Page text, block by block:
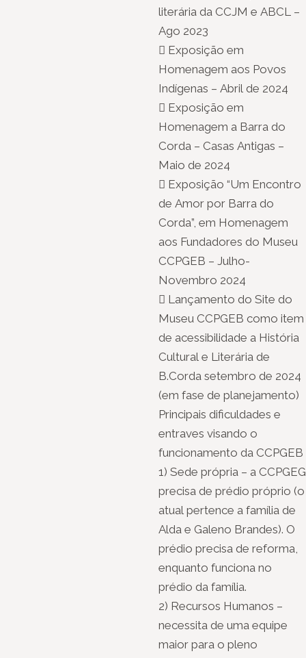
literária da CCJM e ABCL –
Ago 2023
 Exposição em
Homenagem aos Povos
Indígenas – Abril de 2024
 Exposição em
Homenagem a Barra do
Corda – Casas Antigas –
Maio de 2024
 Exposição “Um Encontro
de Amor por Barra do
Corda”, em Homenagem
aos Fundadores do Museu
CCPGEB – Julho-
Novembro 2024
 Lançamento do Site do
Museu CCPGEB como item
de acessibilidade a História
Cultural e Literária de
B.Corda setembro de 2024
(em fase de planejamento)
Principais dificuldades e
entraves visando o
funcionamento da CCPGEB
1) Sede própria – a CCPGEG
precisa de prédio próprio (o
atual pertence a família de
Alda e Galeno Brandes). O
prédio precisa de reforma,
enquanto funciona no
prédio da família.
2) Recursos Humanos –
necessita de uma equipe
maior para o pleno